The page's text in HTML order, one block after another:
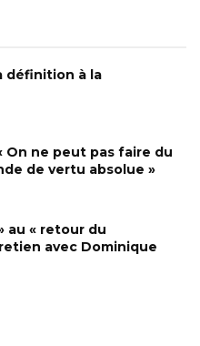
définition à la
On ne peut pas faire du
de vertu absolue »
au « retour du
avec Dominique